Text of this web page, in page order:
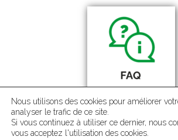
Nous utilisons des cookies pour améliorer
analyser le trafic de ce site.
Si vous continuez à utiliser ce dernier, nous
vous acceptez l'utilisation des cookies.